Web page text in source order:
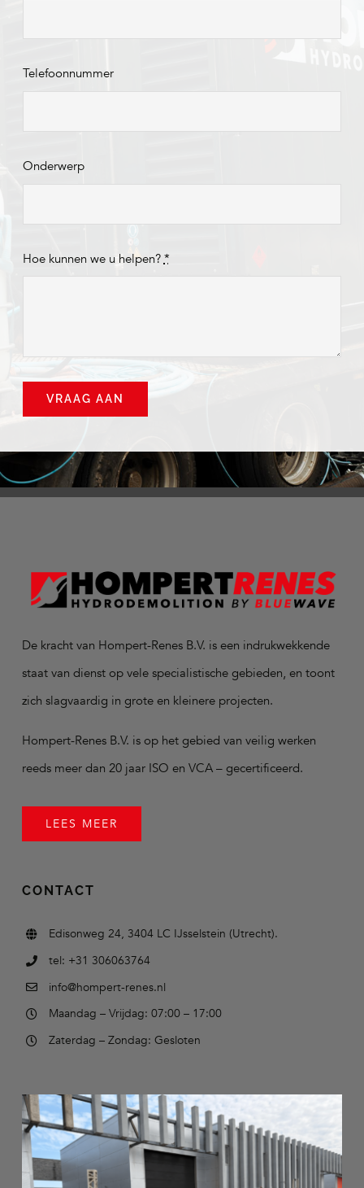
Telefoonnummer
Onderwerp
Hoe kunnen we u helpen? *
VRAAG AAN
De kracht van Hompert-Renes B.V. is een indrukwekkende
staat van dienst op vele specialistische gebieden, en toont
zich slagvaardig in grote en kleinere projecten.
Hompert-Renes B.V. is op het gebied van veilig werken
reeds meer dan 20 jaar ISO en VCA – gecertificeerd.
LEES MEER
CONTACT
Edisonweg 24, 3404 LC IJsselstein (Utrecht).
tel: +31 306063764
info@hompert-renes.nl
Maandag – Vrijdag: 07:00 – 17:00
Zaterdag – Zondag: Gesloten